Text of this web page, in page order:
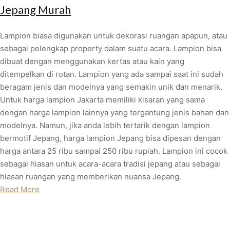
Jepang Murah
Lampion biasa digunakan untuk dekorasi ruangan apapun, atau
sebagai pelengkap property dalam suatu acara. Lampion bisa
dibuat dengan menggunakan kertas atau kain yang
ditempelkan di rotan. Lampion yang ada sampai saat ini sudah
beragam jenis dan modelnya yang semakin unik dan menarik.
Untuk harga lampion Jakarta memiliki kisaran yang sama
dengan harga lampion lainnya yang tergantung jenis bahan dan
modelnya. Namun, jika anda lebih tertarik dengan lampion
bermotif Jepang, harga lampion Jepang bisa dipesan dengan
harga antara 25 ribu sampai 250 ribu rupiah. Lampion ini cocok
sebagai hiasan untuk acara-acara tradisi jepang atau sebagai
hiasan ruangan yang memberikan nuansa Jepang.
Read More